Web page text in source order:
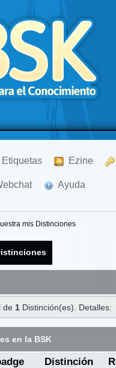
Etiquetas Ezine
Ayuda
mis Distinciones
de 1 Distinción(es). Detalles:
en la BSK
Distinción